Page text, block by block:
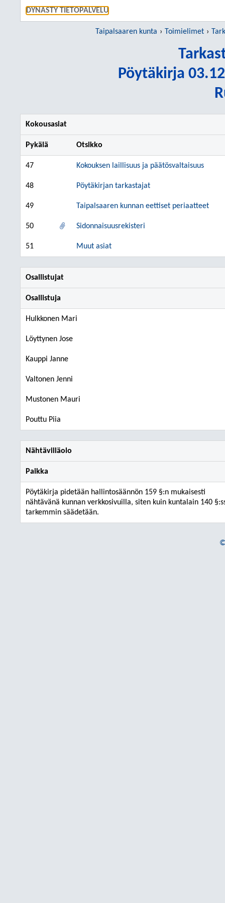
DYNASTY TIETOPALVELU
Taipalsaaren kunta Toimielimet
Pöytäkirja
Kokousasiat
Pykälä Otsikko
47 Kokouksen laillisuus ja päätösvaltaisuus
48 Pöytäkirjan tarkastajat
49 Taipalsaaren kunnan eettiset periaatteet
50 Sidonnaisuusrekisteri
51 Muut asiat
Osallistujat
Osallistuja
Hulkkonen Mari
Löyttynen Jose
Kauppi Janne
Valtonen Jenni
Mustonen Mauri
Pouttu Piia
Nähtävilläolo
Paikka
Pöytäkirja pidetään hallintosäännön 159 §:n mukaisesti
nähtävänä kunnan verkkosivuilla, siten kuin kuntalain 140
tarkemmin säädetään.